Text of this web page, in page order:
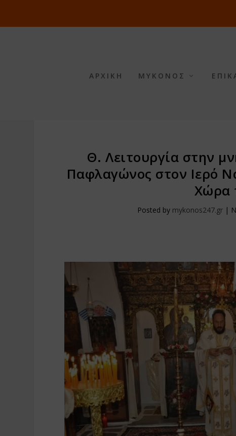
ΑΡΧΙΚΗ ΜΥΚΟΝΟΣ
Θ. Λειτουργία στην
Παφλαγώνος στον Ιερό
Χώρα
Posted by mykonos247.gr|